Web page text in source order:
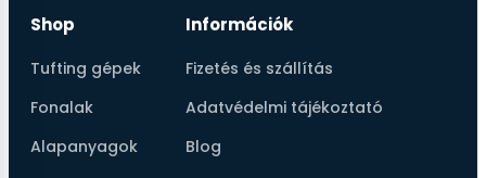
Shop
Tufting gépek
Fonalak
Alapanyagok
Információk
Fizetés és szállítás
Adatvédelmi tájékoztató
Blog